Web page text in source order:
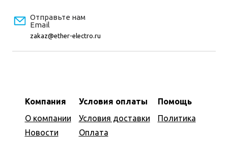
Отправьте нам
Email
zakaz@ether-electro.ru
Компания
О компании
Новости
Условия оплаты
Условия доставки
Оплата
Помощь
Политика